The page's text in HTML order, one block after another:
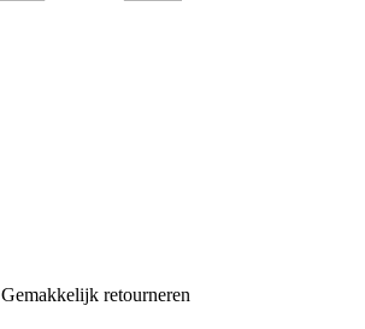
Gemakkelijk retourneren